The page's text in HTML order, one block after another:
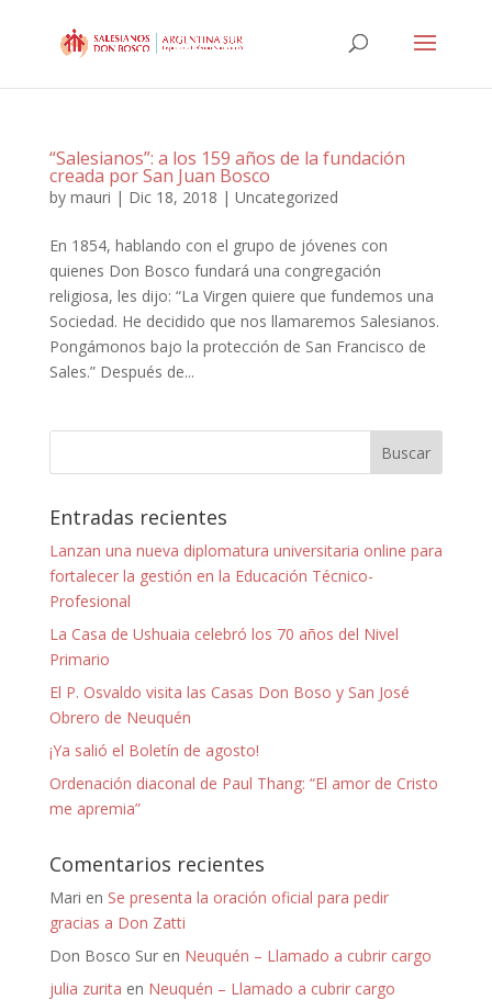
“Salesianos”: a los 159 años de la fundación
creada por San Juan Bosco
by mauri | Dic 18, 2018 | Uncategorized
En 1854, hablando con el grupo de jóvenes con
quienes Don Bosco fundará una congregación
religiosa, les dijo: “La Virgen quiere que fundemos una
Sociedad. He decidido que nos llamaremos Salesianos.
Pongámonos bajo la protección de San Francisco de
Sales.” Después de...
Entradas recientes
Lanzan una nueva diplomatura universitaria online para
fortalecer la gestión en la Educación Técnico-
Profesional
La Casa de Ushuaia celebró los 70 años del Nivel
Primario
El P. Osvaldo visita las Casas Don Boso y San José
Obrero de Neuquén
¡Ya salió el Boletín de agosto!
Ordenación diaconal de Paul Thang: “El amor de Cristo
me apremia”
Comentarios recientes
Mari en Se presenta la oración oficial para pedir
gracias a Don Zatti
Don Bosco Suren Neuquén – Llamado a cubrir cargo
julia zurita en Neuquén – Llamado a cubrir cargo